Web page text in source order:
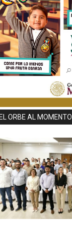
ORBE AL